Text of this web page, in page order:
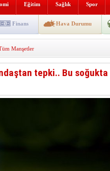
attı! 2’si Çocuk 5 Yaralı
doğa yürüyüşü
Eğitim Sağlık Spor
Finans Hava Durumu
Manşetler
tepki.. Bu